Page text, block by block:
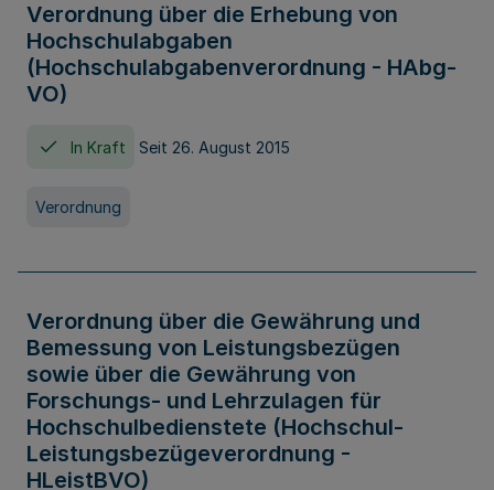
Verordnung über die Erhebung von
Hochschulabgaben
(Hochschulabgabenverordnung - HAbg-
VO)
In Kraft Seit 26. August 2015
Verordnung
Verordnung über die Gewährung und
Bemessung von Leistungsbezügen
sowie über die Gewährung von
Forschungs- und Lehrzulagen für
Hochschulbedienstete (Hochschul-
Leistungsbezügeverordnung -
HLeistBVO)